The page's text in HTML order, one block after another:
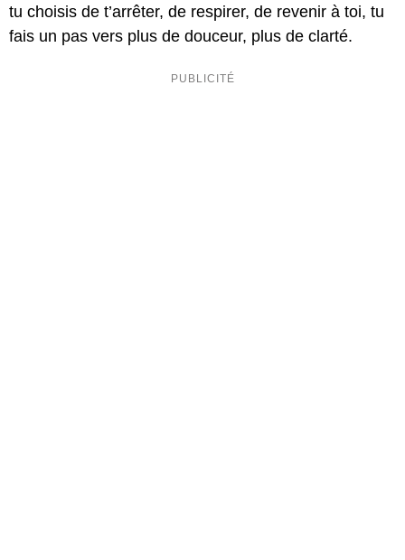
tu choisis de t’arrêter, de respirer, de revenir à toi, tu
fais un pas vers plus de douceur, plus de clarté.